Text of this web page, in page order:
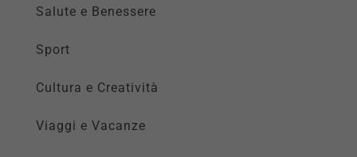
Salute e Benessere
Sport
Cultura e Creatività
Viaggi e Vacanze